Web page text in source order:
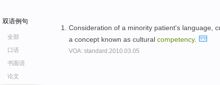
双语例句
全部
口语
书面语
论文
Consideration of a minority patient's language,
a concept known as cultural competency.
VOA: standard.2010.03.05